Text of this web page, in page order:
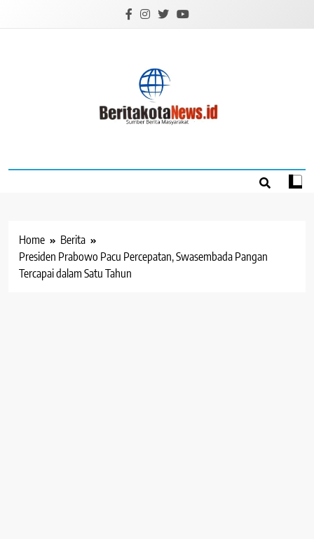
Home
Berita
Presiden Prabowo Pacu Percepatan, Swasembada Pangan
Tercapai dalam Satu Tahun